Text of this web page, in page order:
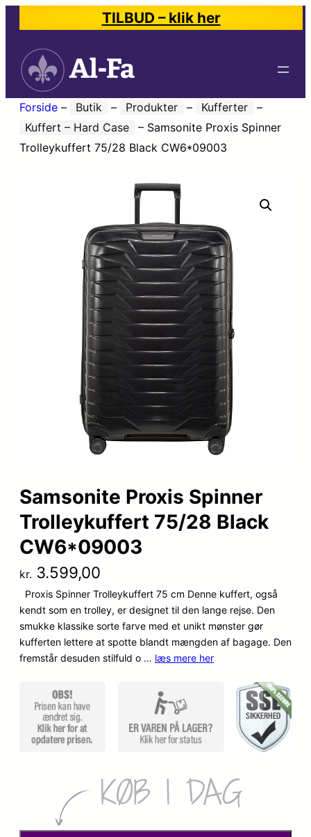
TILBUD – klik her
Forside – Butik – Produkter – Kufferter
–
Kuffert – Hard Case
– Samsonite Proxis Spinner
Trolleykuffert 75/28 Black CW6*09003
Samsonite Proxis Spinner
Trolleykuffert 75/28 Black
CW6*09003
kr. 3.599,00
Proxis Spinner Trolleykuffert 75 cm Denne kuffert, også
kendt som en trolley, er designet til den lange rejse. Den
smukke klassike sorte farve med et unikt mønster gør
kufferten lettere at spotte blandt mængden af bagage. Den
fremstår desuden stilfuld o … læs mere her